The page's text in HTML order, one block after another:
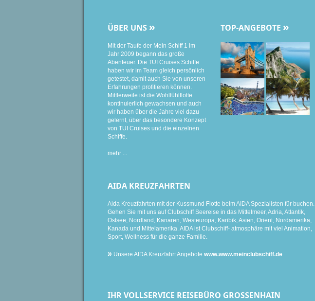
ÜBER UNS »
Mit der Taufe der Mein Schiff 1 im
Jahr 2009 begann das große
Abenteuer. Die TUI Cruises Schiffe
haben wir im Team gleich persönlich
getestet, damit auch Sie von unseren
Erfahrungen profitieren können.
Mittlerweile ist die Wohlfühlflotte
kontinuierlich gewachsen und auch
wir haben über die Jahre viel dazu
gelernt, über das besondere Konzept
von TUI Cruises und die einzelnen
Schiffe.
mehr ...
TOP-ANGEBOTE »
AIDA KREUZFAHRTEN
Aida Kreuzfahrten mit der Kussmund Flotte beim AIDA Spezialisten für buchen.
Gehen Sie mit uns auf Clubschiff Seereise in das Mittelmeer, Adria, Atlantik,
Ostsee, Nordland, Kanaren, Westeuropa, Karibik, Asien, Orient, Nordamerika,
Kanada und Mittelamerika. AIDA ist Clubschiff- atmosphäre mit viel Animation,
Sport, Wellness für die ganze Familie.
» Unsere AIDA Kreuzfahrt Angebote www.www.meinclubschiff.de
IHR VOLLSERVICE REISEBÜRO GROSSENHAIN